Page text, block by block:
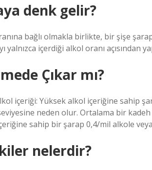
denk gelir?
bağlı olmakla birlikte, bir şişe
içerdiği alkol oranı açısından
Çıkar mı?
içeriği: Yüksek alkol içeriğine sahip
neden olur. Ortalama bir kadeh
sahip bir şarap 0,4/mil alkole
nelerdir?